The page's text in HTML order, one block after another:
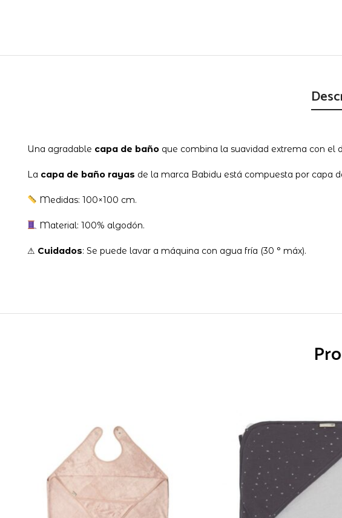
Una agradable capa de baño que combina la suavidad extrema con el
La capa de baño rayas de la marca Babidu está compuesta por capa
Medidas: 100×100 cm.
Material: 100% algodón.
⚠ Cuidados: Se puede lavar a máquina con agua fría (30 ° máx).